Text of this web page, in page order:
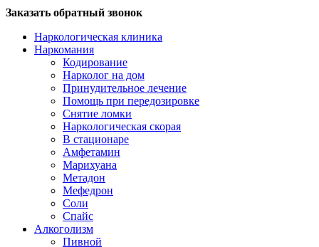
Заказать обратный звонок
Наркологическая клиника
Наркомания
Кодирование
Нарколог на дом
Принудительное лечение
Помощь при передозировке
Снятие ломки
Наркологическая скорая
В стационаре
Амфетамин
Марихуана
Метадон
Мефедрон
Соли
Спайс
Алкоголизм
Пивной